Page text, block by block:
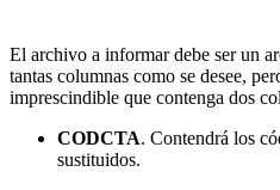
El archivo a informar debe ser un
tantas columnas como se desee,
imprescindible que contenga dos
CODCTA. Contendrá los
sustituidos.